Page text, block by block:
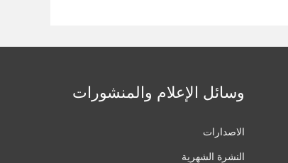
وسائل الإعلام والمنشورات
الاصدارات
النشرة الشهرية